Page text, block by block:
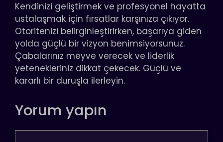
Kendinizi geliştirmek ve profesyonel hayatta
ustalaşmak için fırsatlar karşınıza çıkıyor.
Otoritenizi belirginleştirirken, başarıya giden
yolda güçlü bir vizyon benimsiyorsunuz.
Çabalarınız meyve verecek ve liderlik
yetenekleriniz dikkat çekecek. Güçlü ve
kararlı bir duruşla ilerleyin.
Yorum yapın